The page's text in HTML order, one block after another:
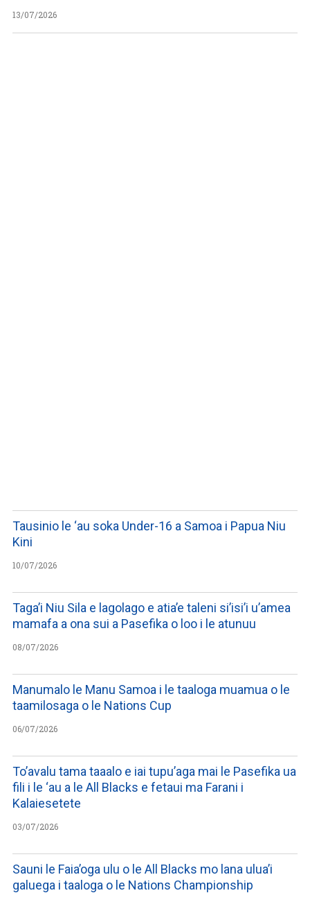
13/07/2026
Tausinio le ‘au soka Under-16 a Samoa i Papua Niu
Kini
10/07/2026
Taga’i Niu Sila e lagolago e atia’e taleni si’isi’i u’amea
mamafa a ona sui a Pasefika o loo i le atunuu
08/07/2026
Manumalo le Manu Samoa i le taaloga muamua o le
taamilosaga o le Nations Cup
06/07/2026
To’avalu tama taaalo e iai tupu’aga mai le Pasefika ua
fili i le ‘au a le All Blacks e fetaui ma Farani i
Kalaiesetete
03/07/2026
Sauni le Faia’oga ulu o le All Blacks mo lana ulua’i
galuega i taaloga o le Nations Championship